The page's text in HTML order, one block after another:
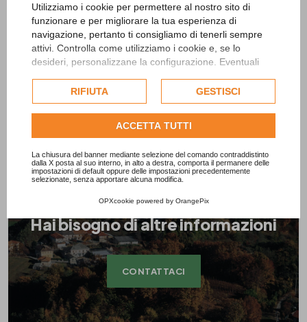
Utilizziamo i cookie per permettere al nostro sito di
funzionare e per migliorare la tua esperienza di
navigazione, pertanto ti consigliamo di tenerli sempre
attivi. Controlla come utilizziamo i cookie e, se lo
desideri, personalizzane la configurazione. Eventuali
esclusivamente previa acquisizione del consenso
dell'utente.
Consulta l'informativa cookie completa.
RIFIUTA GESTISCI
ACCETTA TUTTI
La chiusura del banner mediante selezione del comando contraddistinto
dalla X posta al suo interno, in alto a destra, comporta il permanere delle
impostazioni di default oppure delle impostazioni precedentemente
selezionate, senza apportare alcuna modifica.
OPXcookie powered by OrangePix
SEGUICI SU
Hai bisogno di altre informazioni
CONTATTACI